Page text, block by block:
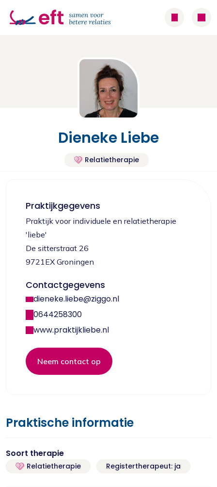
Dieneke Liebe
Relatietherapie
Praktische informatie
Soort therapie
Relatietherapie Registertherapeut: ja
Praktijkgegevens
Praktijk voor individuele en relatietherapie
'liebe'
De sitterstraat 26
9721EX Groningen
Contactgegevens
dieneke.liebe@ziggo.nl
0644258300
www.praktijkliebe.nl
Neem contact op